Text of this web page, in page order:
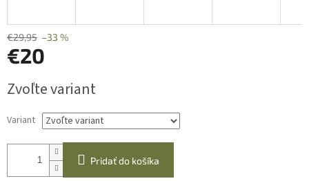
€29,95 –33 %
€20
cena:
Zvoľte variant
Variant
Pridať do košíka